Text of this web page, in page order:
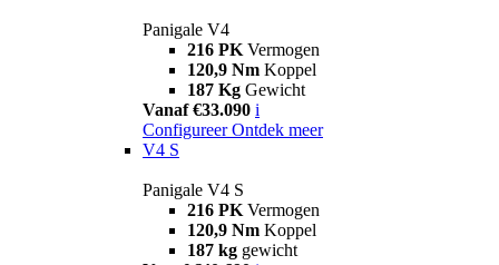
Panigale V4
216 PK Vermogen
120,9 Nm Koppel
187 Kg Gewicht
Vanaf €33.090 i
Configureer Ontdek meer
V4 S
Panigale V4 S
216 PK Vermogen
120,9 Nm Koppel
187 kg gewicht